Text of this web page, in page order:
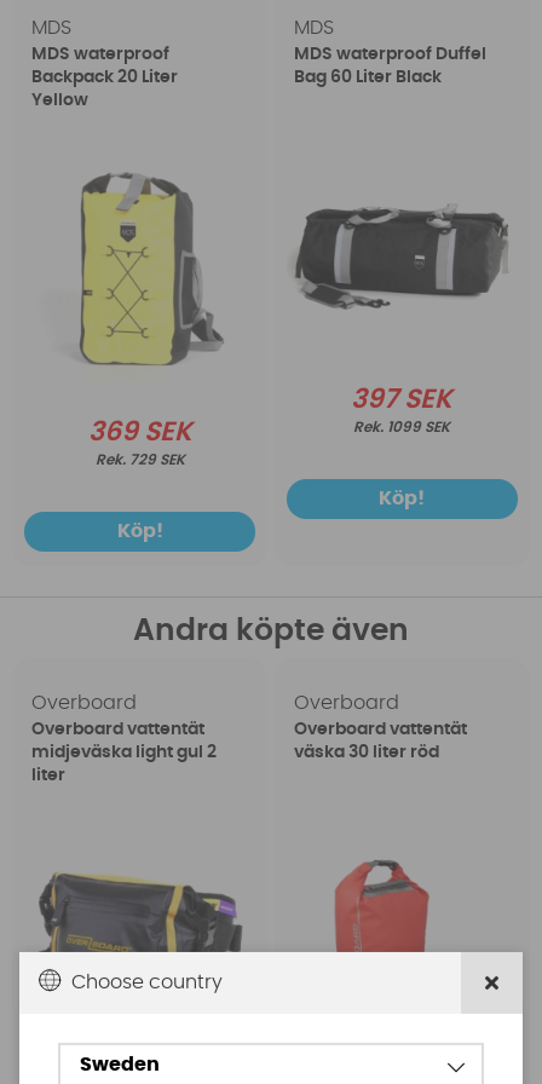
MDS
MDS waterproof
Backpack 20 Liter
Yellow
369 SEK
729 SEK
Köp!
MDS
MDS waterproof Duffel
Bag 60 Liter Black
397 SEK
1099 SEK
Köp!
Andra köpte även
Overboard
Overboard vattentät
midjeväska light gul 2
liter
Overboard
Overboard vattentät
väska 30 liter röd
Choose country
Sweden